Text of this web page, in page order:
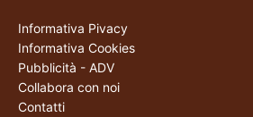
Informativa Pivacy
Informativa Cookies
Pubblicità - ADV
Collabora con noi
Contatti